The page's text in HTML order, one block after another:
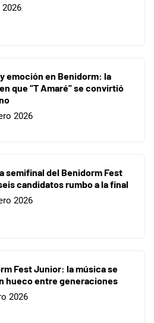
emoción en Benidorm: la
que “T Amaré” se convirtió
2026
semifinal del Benidorm Fest
candidatos rumbo a la final
2026
Fest Junior: la música se
hueco entre generaciones
2026